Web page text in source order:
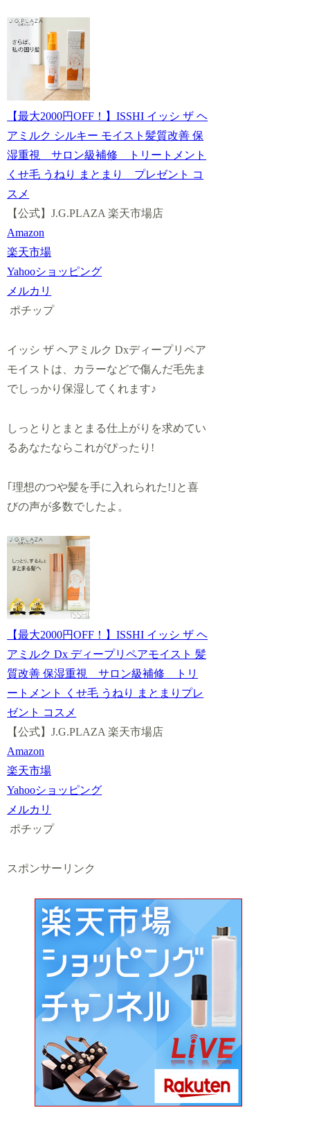
【最大2000円OFF！】ISSHI イッシ ザ ヘ
アミルク シルキー モイスト髪質改善 保
湿重視 サロン級補修 トリートメント
くせ毛 うねり まとまり プレゼント コ
スメ
【公式】J.G.PLAZA 楽天市場店
Amazon
楽天市場
Yahooショッピング
メルカリ
ポチップ
イッシ ザ ヘアミルク Dxディープリペア
モイストは、カラーなどで傷んだ毛先ま
でしっかり保湿してくれます♪
しっとりとまとまる仕上がりを求めてい
るあなたなら これがぴったり!
｢理想のつや髪を手に入れられた!｣と喜
びの声が多数でしたよ。
【最大2000円OFF！】ISSHI イッシ ザ ヘ
アミルク Dx ディープリペアモイスト 髪
質改善 保湿重視 サロン級補修 トリ
ートメント くせ毛 うねり まとまりプレ
ゼント コスメ
【公式】J.G.PLAZA 楽天市場店
Amazon
楽天市場
Yahooショッピング
メルカリ
ポチップ
スポンサーリンク